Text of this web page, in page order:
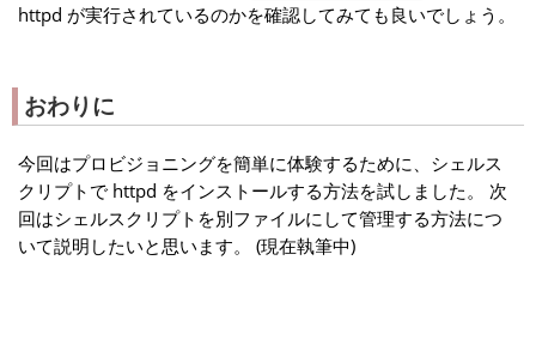
httpd が実行されているのかを確認してみても良いでしょう。
おわりに
今回はプロビジョニングを簡単に体験するために、シェルス
クリプトで httpd をインストールする方法を試しました。 次
回はシェルスクリプトを別ファイルにして管理する方法につ
いて説明したいと思います。 (現在執筆中)